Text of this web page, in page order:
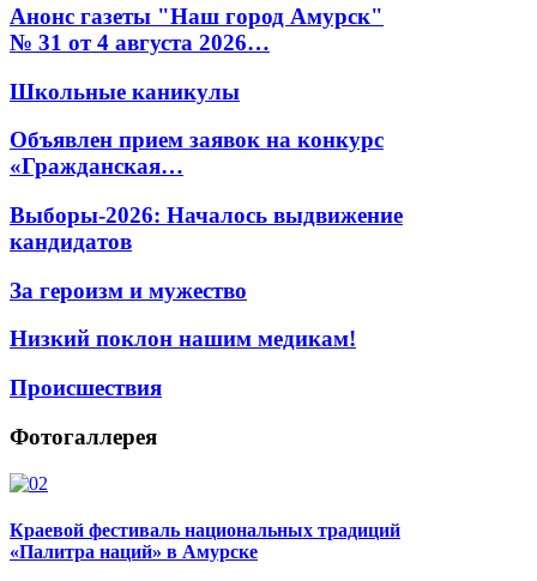
Анонс газеты "Наш город Амурск"
№ 31 от 4 августа 2026…
Школьные каникулы
Объявлен прием заявок на конкурс
«Гражданская…
Выборы-2026: Началось выдвижение
кандидатов
За героизм и мужество
Низкий поклон нашим медикам!
Происшествия
Фотогаллерея
Краевой фестиваль национальных традиций
«Палитра наций» в Амурске